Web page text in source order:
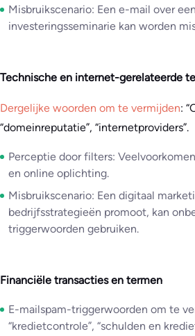
Misbruikscenario: Een e-mail over
investeringsseminarie kan worden
Technische en internet-gerelateerde
Dergelijke woorden om te vermijden:
“domeinreputatie”, “internetproviders”.
Perceptie door filters:
en online oplichting.
Misbruikscenario: Een digitaal
bedrijfsstrategieën promoot, kan
triggerwoorden gebruiken.
Financiële transacties en termen
E-mailspam-triggerwoorden om te
“kredietcontrole”, “schulden en